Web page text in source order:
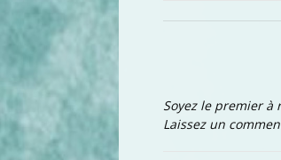
Soyez le premier à
Laissez un